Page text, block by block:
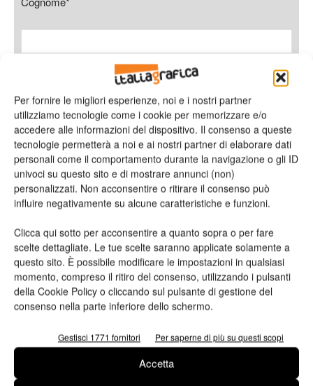
Per fornire le migliori esperienze, noi e i nostri partner
utilizziamo tecnologie come i cookie per memorizzare e/o
accedere alle informazioni del dispositivo. Il consenso a queste
tecnologie permetterà a noi e ai nostri partner di elaborare dati
personali come il comportamento durante la navigazione o gli ID
univoci su questo sito e di mostrare annunci (non)
personalizzati. Non acconsentire o ritirare il consenso può
influire negativamente su alcune caratteristiche e funzioni.
Clicca qui sotto per acconsentire a quanto sopra o per fare
scelte dettagliate. Le tue scelte saranno applicate solamente a
questo sito. È possibile modificare le impostazioni in qualsiasi
momento, compreso il ritiro del consenso, utilizzando i pulsanti
della Cookie Policy o cliccando sul pulsante di gestione del
consenso nella parte inferiore dello schermo.
Gestisci 1771 fornitori Per saperne di più su questi scopi
Accetta
E-mail*
Telefono
Oggetto